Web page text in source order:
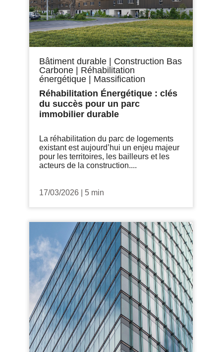
Bâtiment durable
Construction Bas
Carbone
Réhabilitation
énergétique
Massification
Réhabilitation Énergétique : clés
du succès pour un parc
immobilier durable
La réhabilitation du parc de logements
existant est aujourd’hui un enjeu majeur
pour les territoires, les bailleurs et les
acteurs de la construction....
17/03/2026 5 min